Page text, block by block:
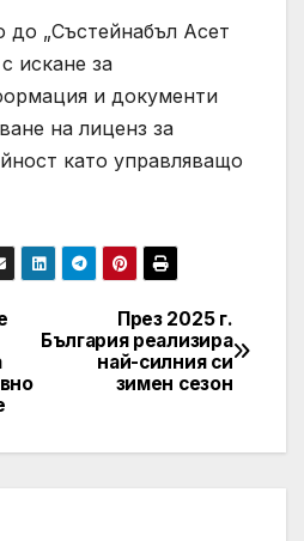
„Състейнабъл Асет
искане за
и документи
на лиценз за
като управляващо
През 2025 г.
България реализира
най-силния си
зимен сезон